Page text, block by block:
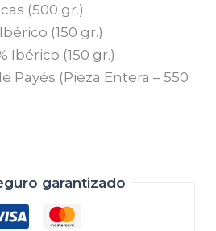
(500 gr.)
(150 gr.)
Ibérico (150 gr.)
Payés (Pieza Entera – 550
garantizado